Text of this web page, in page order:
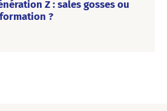
Z : sales gosses ou
?